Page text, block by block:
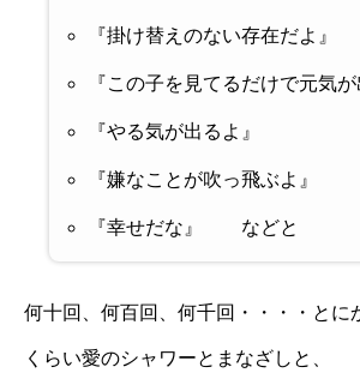
『掛け替えのない存在だよ』
『この子を見てるだけで元気が
『やる気が出るよ』
『嫌なことが吹っ飛ぶよ』
『幸せだな』 などと
何十回、何百回、何千回・・・・とに
くらい愛のシャワーとまなざしと、